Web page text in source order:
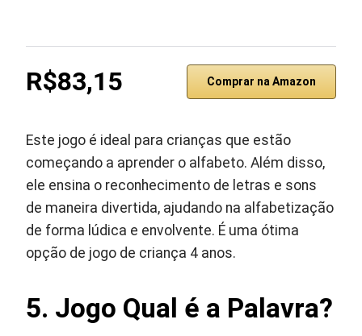
R$83,15 Comprar na Amazon
Este jogo é ideal para crianças que estão
começando a aprender o alfabeto. Além disso,
ele ensina o reconhecimento de letras e sons
de maneira divertida, ajudando na alfabetização
de forma lúdica e envolvente. É uma ótima
opção de jogo de criança 4 anos.
5. Jogo Qual é a Palavra?